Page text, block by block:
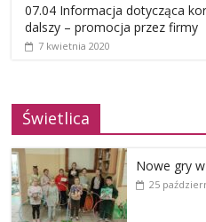
07.04 Informacja dotycząca
dalszy – promocja przez firmy
7 kwietnia 2020
Świetlica
Nowe gry
25